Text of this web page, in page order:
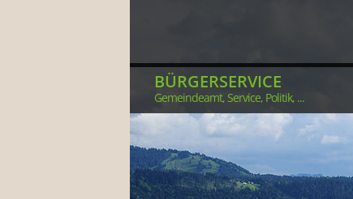
BÜRGERSERVICE
Gemeindeamt, Service, Politik, ...